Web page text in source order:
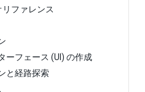
ファレンス
ーフェース (UI) の作成
と経路探索